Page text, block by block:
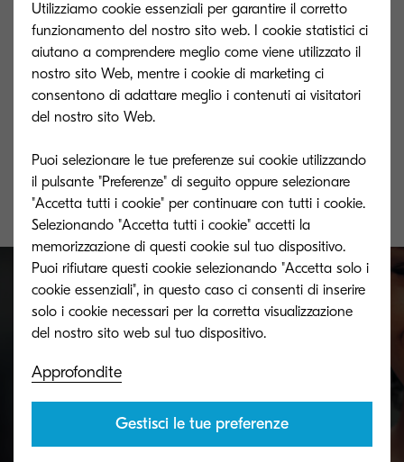
FS-1041 FS-1220MFP
piccolo ufficio
Non esaurire più il toner
rivenditore più vicino alla tua sede.
Utilizziamo cookie essenziali per garantire il corretto
funzionamento del nostro sito web. I cookie statistici ci
aiutano a comprendere meglio come viene utilizzato il
nostro sito Web, mentre i cookie di marketing ci
consentono di adattare meglio i contenuti ai visitatori
del nostro sito Web.
Puoi selezionare le tue preferenze sui cookie utilizzando
il pulsante "Preferenze" di seguito oppure selezionare
"Accetta tutti i cookie" per continuare con tutti i cookie.
Selezionando "Accetta tutti i cookie" accetti la
memorizzazione di questi cookie sul tuo dispositivo.
Puoi rifiutare questi cookie selezionando "Accetta solo i
cookie essenziali", in questo caso ci consenti di inserire
solo i cookie necessari per la corretta visualizzazione
Approfondite
Gestisci le tue preferenze